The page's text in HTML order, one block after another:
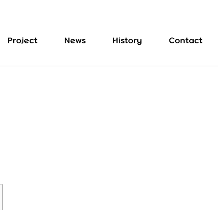
Project News History Contact